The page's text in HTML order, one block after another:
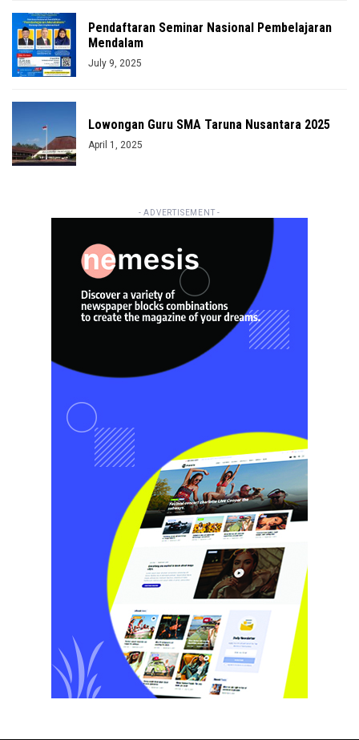
Pendaftaran Seminar Nasional Pembelajaran
Mendalam
July 9, 2025
Lowongan Guru SMA Taruna Nusantara 2025
April 1, 2025
- ADVERTISEMENT -